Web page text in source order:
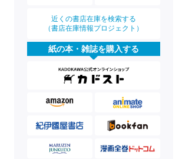
近くの書店在庫を検索する
（書店在庫情報プロジェクト）
紙の本・雑誌を購入する